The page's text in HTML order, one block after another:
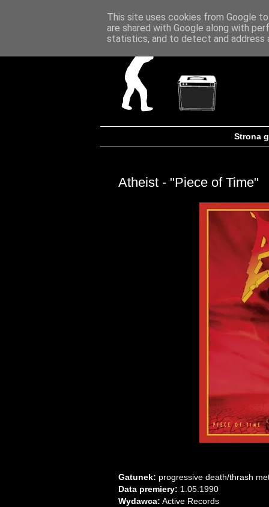
Strona
Atheist - "Piece of Time"
Gatunek: progressive death/thrash
Data premiery: 1.05.1990
Wydawca: Active Records
This site uses cookies from Google
are shared with Google along with
statistics, and to detect and address